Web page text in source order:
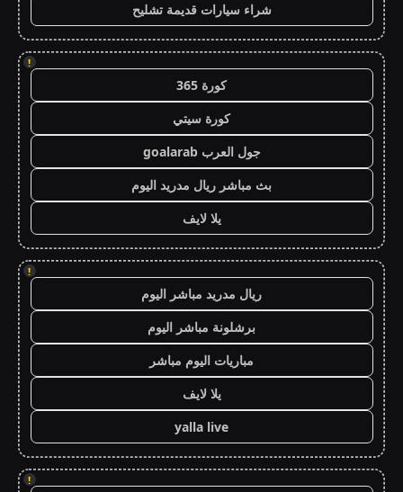
شراء سيارات قديمة تشليح
!
كورة 365
كورة سيتي
جول العرب goalarab
بث مباشر ريال مدريد اليوم
يلا لايف
!
ريال مدريد مباشر اليوم
برشلونة مباشر اليوم
مباريات اليوم مباشر
يلا لايف
yalla live
!